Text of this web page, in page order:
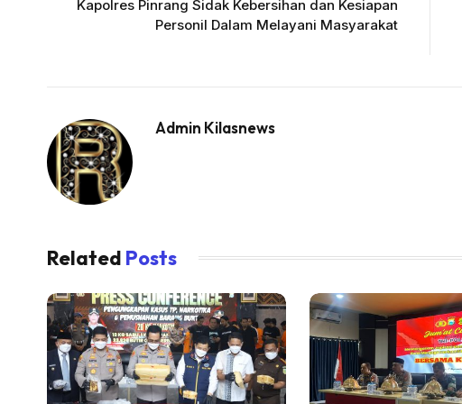
Kapolres Pinrang Sidak Kebersihan dan Kesiapan
Personil Dalam Melayani Masyarakat
Admin Kilasnews
Related Posts